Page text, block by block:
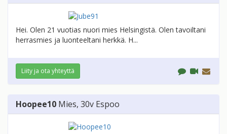
Hei. Olen 21 vuotias nuori mies Helsingistä. Olen tavoiltani
herrasmies ja luonteeltani herkkä. H...
Liity ja ota yhteyttä
Hoopee10 Mies, 30v Espoo